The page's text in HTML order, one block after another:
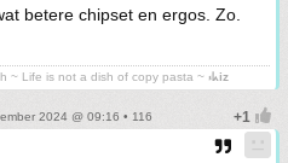
betere chipset en ergos. Zo.
~ Life is not a dish of copy pasta ~ ⳽ᖾiz
2024 @ 09:16 • 116